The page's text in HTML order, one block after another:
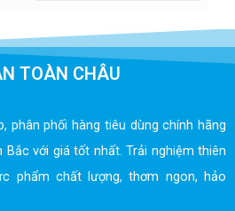
TOÀN CHÂU
phân phối hàng tiêu dùng chính hãng
với giá tốt nhất. Trải nghiệm thiên
phẩm chất lượng, thơm ngon, hảo